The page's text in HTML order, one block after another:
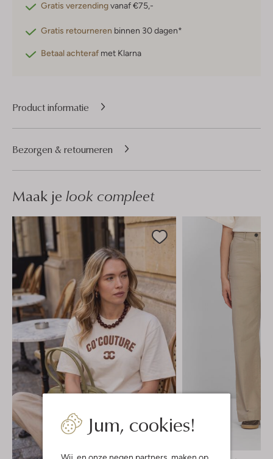
Jum, cookies!
Wij, en onze negen partners , maken op
Gratis verzendingvanaf €75,-
Gratis retourneren binnen 30 dagen*
Betaal achteraf met Klarna
Product informatie
Bezorgen & retourneren
Maak je look compleet